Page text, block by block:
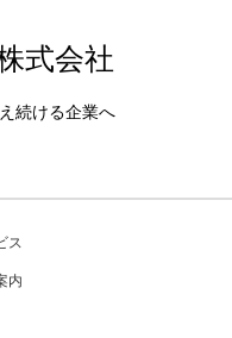
式会社
続ける企業へ
ス
内